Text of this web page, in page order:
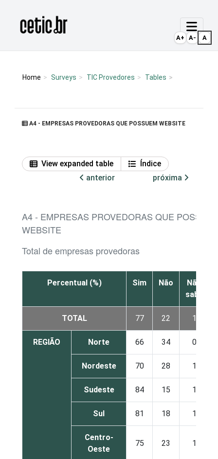
Página inicial
Home Surveys TIC Provedores Tables
A4 - EMPRESAS PROVEDORAS QUE POSSUEM WEBSITE
View expanded table
Índice
anterior
próxima
A4 - EMPRESAS PROVEDORAS QUE
WEBSITE
Total de empresas provedoras
Percentual (%) Sim Não
Não
sabe
TOTAL 77 22 1
REGIÃO Norte 66 34 0
Nordeste 70 28 1
Sudeste 84 15 1
Sul 81 18 1
Centro-
Oeste
75 23 1
A+ A- A